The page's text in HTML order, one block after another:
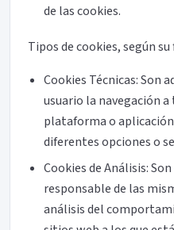
de las cookies.
Tipos de cookies, según
Cookies Técnicas: Son
usuario la navegación
plataforma o
diferentes opciones o
Cookies de Análisis:
responsable de las
análisis del